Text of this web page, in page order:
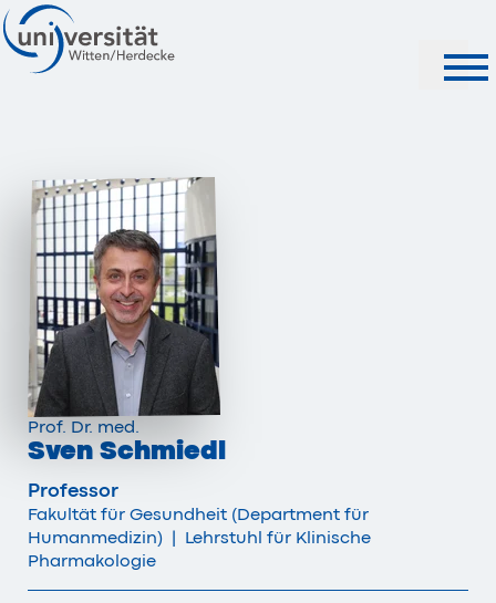
Prof. Dr. med.
Sven Schmiedl
Professor
Fakultät für Gesundheit (Department für
Humanmedizin) | Lehrstuhl für Klinische
Pharmakologie